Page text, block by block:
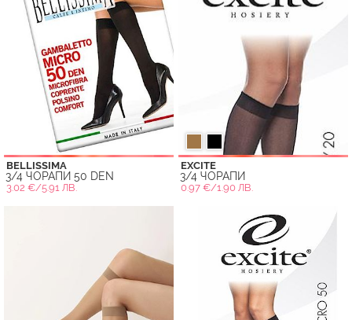
BELLISSIMA
3/4 ЧОРАПИ 50 DEN
3.02 €/5.91 ЛВ.
EXCITE
3/4 ЧОРАПИ
0.97 €/1.90 ЛВ.